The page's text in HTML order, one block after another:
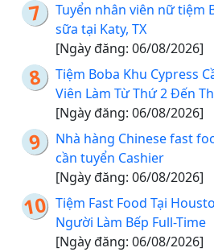
Tuyển nhân viên nữ tiệm
sữa tại Katy, TX
[Ngày đăng: 06/08/2026]
Tiệm Boba Khu Cypress
Viên Làm Từ Thứ 2 Đến
[Ngày đăng: 06/08/2026]
Nhà hàng Chinese fast
cần tuyển Cashier
[Ngày đăng: 06/08/2026]
Tiệm Fast Food Tại
Người Làm Bếp Full-Time
[Ngày đăng: 06/08/2026]